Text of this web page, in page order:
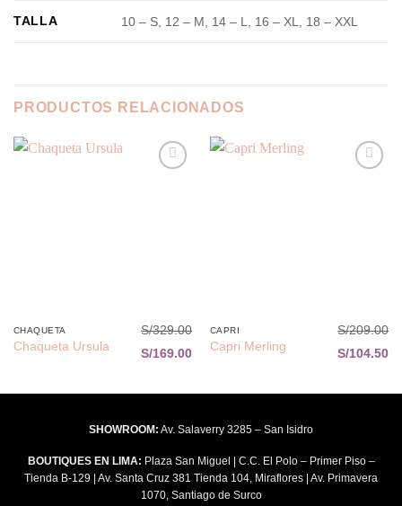
TALLA 10 – S, 12 – M, 14 – L, 16 – XL, 18 – XXL
PRODUCTOS RELACIONADOS
CHAQUETA
Chaqueta Ursula
S/329.00
S/169.00
CAPRI
Capri Merling
S/209.00
S/104.50
SHOWROOM: Av. Salaverry 3285 – San Isidro
BOUTIQUES EN LIMA: Plaza San Miguel | C.C. El Polo – Primer Piso –
Tienda B-129 | Av. Santa Cruz 381 Tienda 104, Miraflores | Av. Primavera
1070, Santiago de Surco